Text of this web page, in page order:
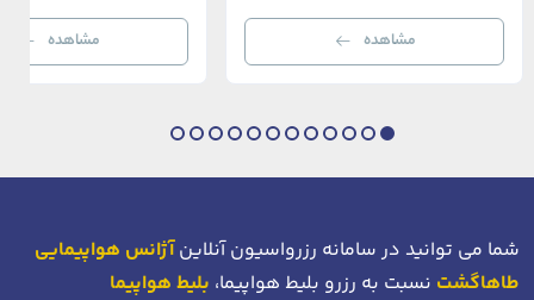
رستوران‌ها و ویلاها در هم آمیخته و تصویری
بی‌نظیر از استانبول معاصر را به […]
مشاهده
می‌رسند. امینونو از دوران بیزانس
مشاهده
شما می توانید در سامانه رزرواسیون آنلاینآژانس هواپیمایی
طاهاگشت نسبت به رزرو بلیط هواپیما، بلیط هواپیما